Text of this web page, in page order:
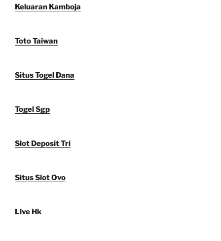
Keluaran Kamboja
Toto Taiwan
Situs Togel Dana
Togel Sgp
Slot Deposit Tri
Situs Slot Ovo
Live Hk